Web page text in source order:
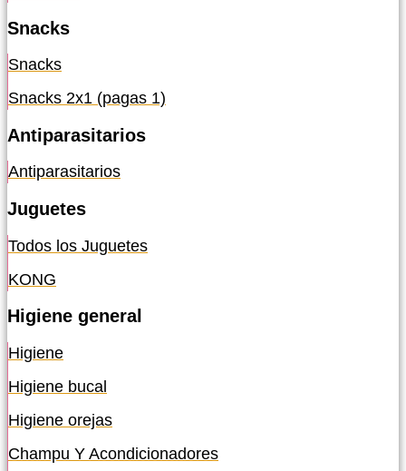
Snacks
Snacks
Snacks 2x1 (pagas 1)
Antiparasitarios
Antiparasitarios
Juguetes
Todos los Juguetes
KONG
Higiene general
Higiene
Higiene bucal
Higiene orejas
Champu Y Acondicionadores